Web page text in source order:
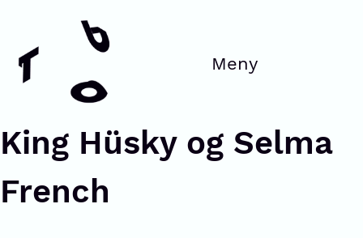
King Hüsky og Selma
French